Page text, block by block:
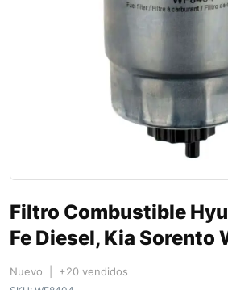
Filtro Combustible
Fe Diesel, Kia Sorento
Nuevo | +20 vendidos